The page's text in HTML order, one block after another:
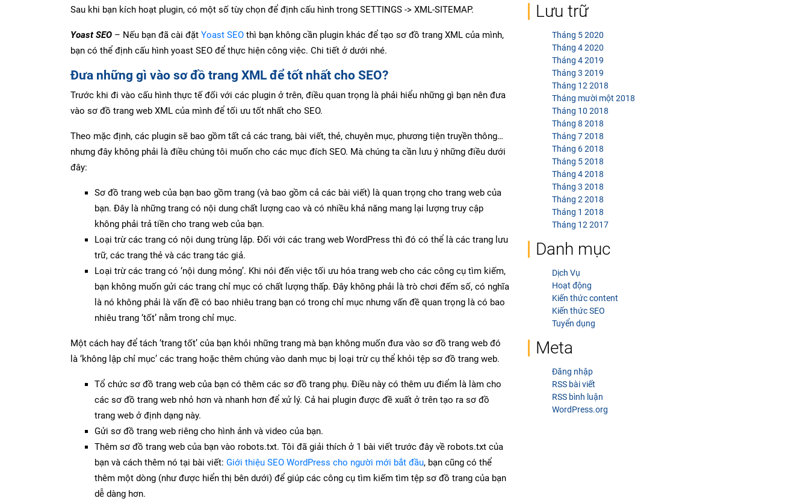
Sau khi bạn kích hoạt plugin, có một số tùy chọn để định cấu hình trong SETTINGS -> XML-SITEMAP.
Yoast SEO – Nếu bạn đã cài đặt Yoast SEO thì bạn không cần plugin khác để tạo sơ đồ trang XML của mình,
bạn có thể định cấu hình yoast SEO để thực hiện công việc. Chi tiết ở dưới nhé.
Đưa những gì vào sơ đồ trang XML để tốt nhất cho SEO?
Trước khi đi vào cấu hình thực tế đối với các plugin ở trên, điều quan trọng là phải hiểu những gì bạn nên đưa
vào sơ đồ trang web XML của mình để tối ưu tốt nhất cho SEO.
Theo mặc định, các plugin sẽ bao gồm tất cả các trang, bài viết, thẻ, chuyên mục, phương tiện truyền thông…
nhưng đây không phải là điều chúng tôi muốn cho các mục đích SEO. Mà chúng ta cần lưu ý những điều dưới
đây:
Sơ đồ trang web của bạn bao gồm trang (và bao gồm cả các bài viết) là quan trọng cho trang web của
bạn. Đây là những trang có nội dung chất lượng cao và có nhiều khả năng mang lại lượng truy cập
không phải trả tiền cho trang web của bạn.
Loại trừ các trang có nội dung trùng lặp. Đối với các trang web WordPress thì đó có thể là các trang lưu
trữ, các trang thẻ và các trang tác giả.
Loại trừ các trang có ‘nội dung mỏng’. Khi nói đến việc tối ưu hóa trang web cho các công cụ tìm kiếm,
bạn không muốn gửi các trang chỉ mục có chất lượng thấp. Đây không phải là trò chơi đếm số, có nghĩa
là nó không phải là vấn đề có bao nhiêu trang bạn có trong chỉ mục nhưng vấn đề quan trọng là có bao
nhiêu trang ‘tốt’ nằm trong chỉ mục.
Một cách hay để tách ‘trang tốt’ của bạn khỏi những trang mà bạn không muốn đưa vào sơ đồ trang web đó
là ‘không lập chỉ mục’ các trang hoặc thêm chúng vào danh mục bị loại trừ cụ thể khỏi tệp sơ đồ trang web.
Tổ chức sơ đồ trang web của bạn có thêm các sơ đồ trang phụ. Điều này có thêm ưu điểm là làm cho
các sơ đồ trang web nhỏ hơn và nhanh hơn để xử lý. Cả hai plugin được đề xuất ở trên tạo ra sơ đồ
trang web ở định dạng này.
Gửi sơ đồ trang web riêng cho hình ảnh và video của bạn.
Thêm sơ đồ trang web của bạn vào robots.txt. Tôi đã giải thích ở 1 bài viết trước đây về robots.txt của
bạn và cách thêm nó tại bài viết: Giới thiệu SEO WordPress cho người mới bắt đầu, bạn cũng có thể
thêm một dòng (như được hiển thị bên dưới) để giúp các công cụ tìm kiếm tìm tệp sơ đồ trang của bạn
dễ dàng hơn.
Lưu trữ
Tháng 5 2020
Tháng 4 2020
Tháng 4 2019
Tháng 3 2019
Tháng 12 2018
Tháng mười một 2018
Tháng 10 2018
Tháng 8 2018
Tháng 7 2018
Tháng 6 2018
Tháng 5 2018
Tháng 4 2018
Tháng 3 2018
Tháng 2 2018
Tháng 1 2018
Tháng 12 2017
Danh mục
Dịch Vụ
Hoạt động
Kiến thức content
Kiến thức SEO
Tuyển dụng
Meta
Đăng nhập
RSS bài viết
RSS bình luận
WordPress.org